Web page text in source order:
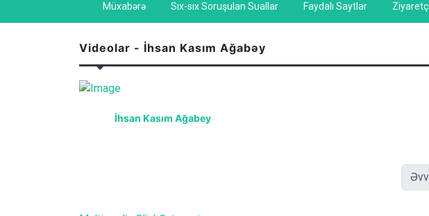
Müxabərə Sıx-sıx Soruşulan Suallar Faydalı Saytlar
Videolar - İhsan Kasım Ağabəy
İhsan Kasım Ağabey